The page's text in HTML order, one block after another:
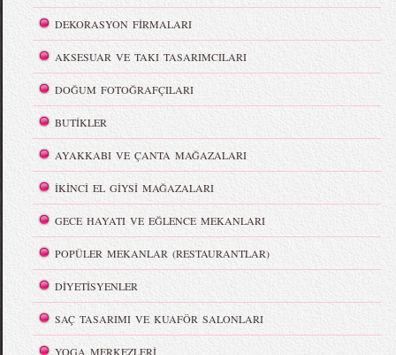
DEKORASYON FİRMALARI
AKSESUAR VE TAKI TASARIMCILARI
DOĞUM FOTOĞRAFÇILARI
BUTİKLER
AYAKKABI VE ÇANTA MAĞAZALARI
İKİNCİ EL GİYSİ MAĞAZALARI
GECE HAYATI VE EĞLENCE MEKANLARI
POPÜLER MEKANLAR (RESTAURANTLAR)
DİYETİSYENLER
SAÇ TASARIMI VE KUAFÖR SALONLARI
YOGA MERKEZLERİ